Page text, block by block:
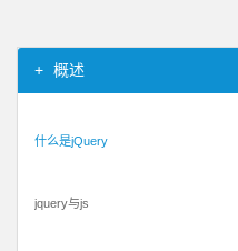
概述
什么是jQuery
jquery与js